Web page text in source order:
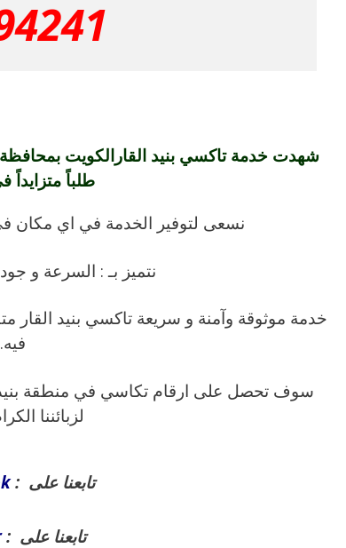
شهدت خدمة تاكسي بنيد القارالكويت
طلباً متزايداً
نسعى لتوفير الخدمة في اي مكان
نتميز بـ : السرعة و
خدمة موثوقة وآمنة و سريعة تاكسي بنيد
فيه.
سوف تحصل على ارقام تكاسي في منطقة بنيد
لزبائننا
تابعنا على :
تابعنا على :